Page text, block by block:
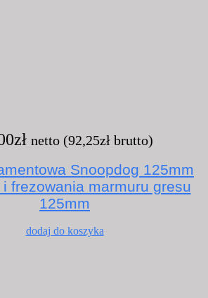
zł netto (92,25zł brutto)
Snoopdog 125mm
frezowania marmuru gresu
125mm
dodaj do koszyka